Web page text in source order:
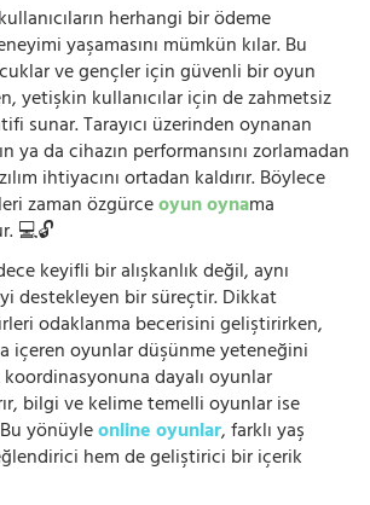
herhangi bir ödeme
yaşamasını mümkün kılar. Bu
ve gençler için güvenli bir oyun
yetişkin kullanıcılar için de zahmetsiz
sunar. Tarayıcı üzerinden oynanan
ya da cihazın performansını zorlamadan
ihtiyacını ortadan kaldırır. Böylece
zaman özgürceoyun oynama
💻🔓
keyifli bir alışkanlık değil, aynı
destekleyen bir süreçtir. Dikkat
odaklanma becerisini geliştirirken,
içeren oyunlar düşünme yeteneğini
dayalı oyunlar
bilgi ve kelime temelli oyunlar ise
yönüyleonline oyunlar, farklı yaş
hem de geliştirici bir içerik